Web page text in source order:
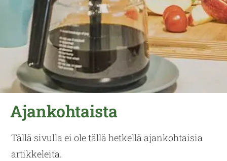
Ajankohtaista
Tällä sivulla ei ole tällä hetkellä ajankohtaisia
artikkeleita.